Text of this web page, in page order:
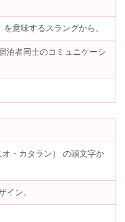
意味するスラングから。
泊者同士のコミュニケーシ
・カタラン） の頭文字か
イン。